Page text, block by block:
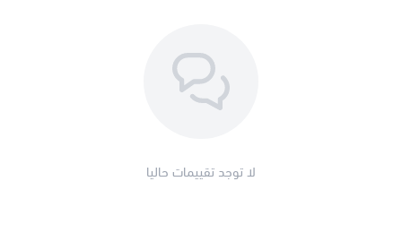
لا توجد تقييمات حاليا